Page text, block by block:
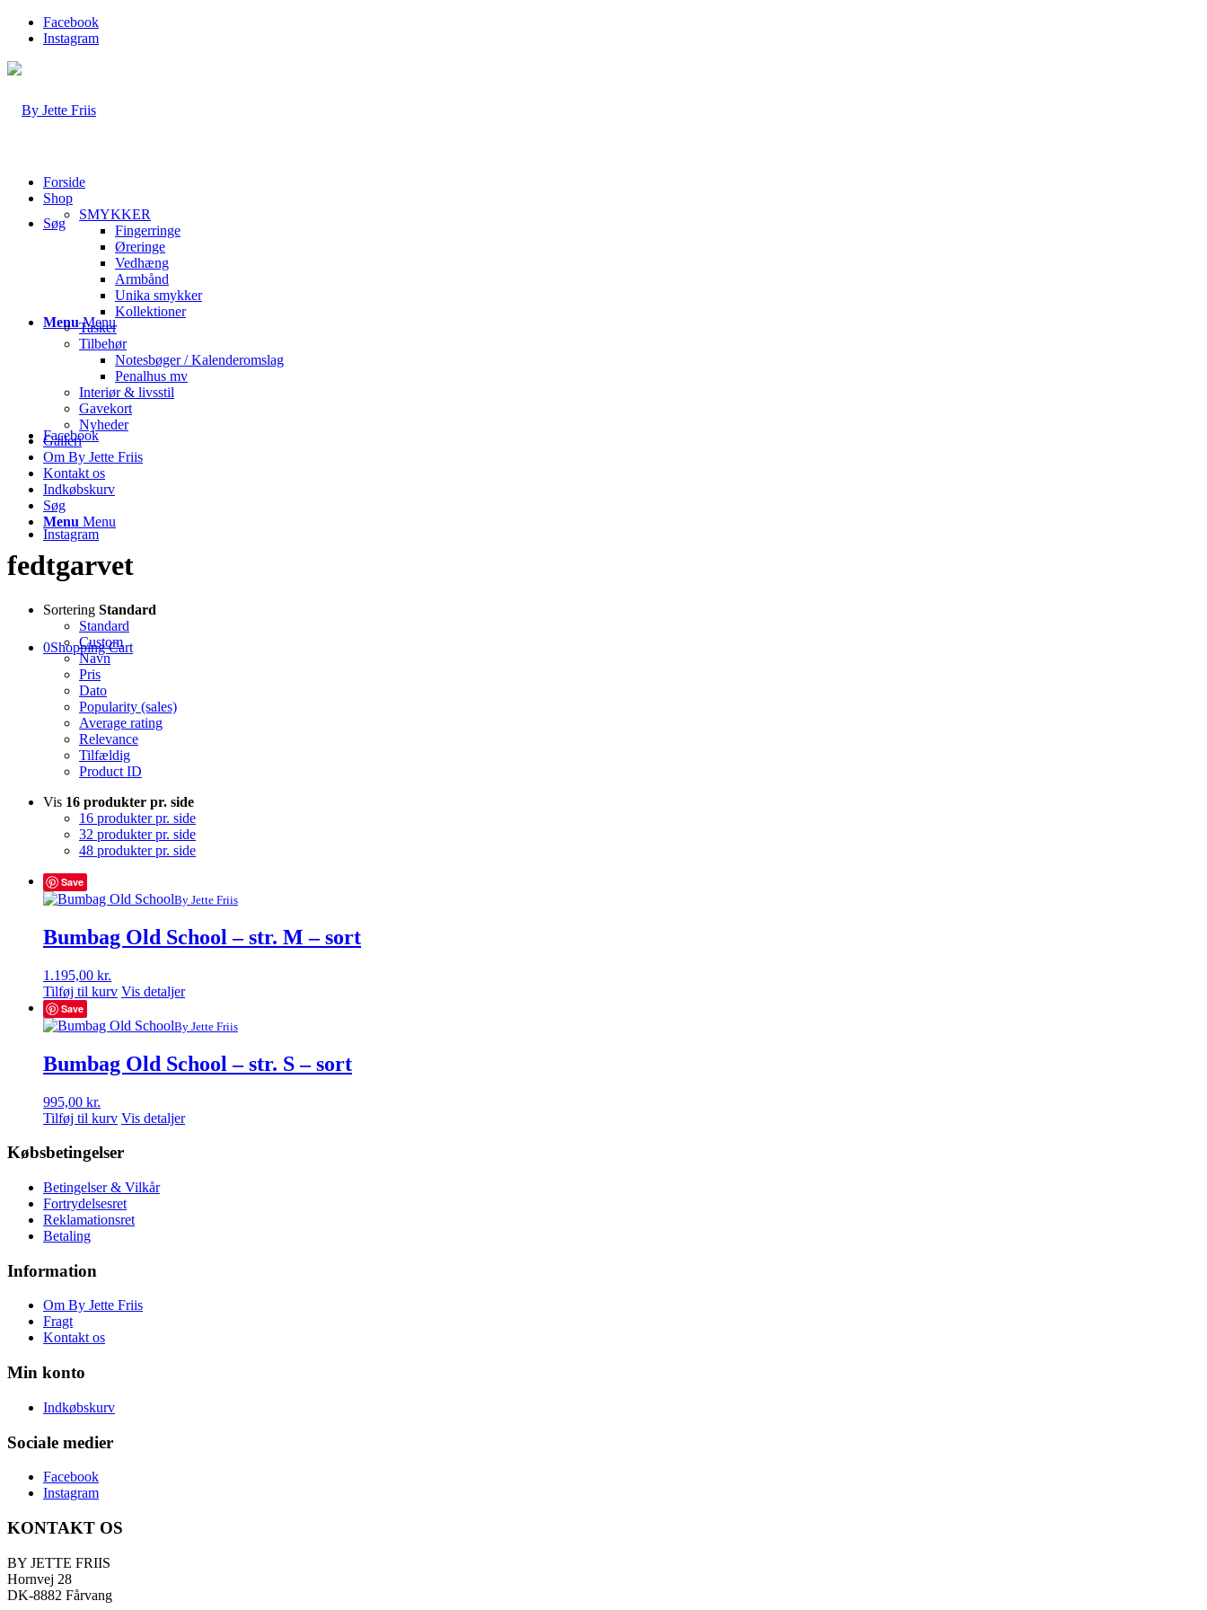
Facebook
Instagram
Søg
Menu Menu
Facebook
Instagram
0Shopping Cart
Forside
Shop
SMYKKER
Fingerringe
Øreringe
Vedhæng
Armbånd
Unika smykker
Kollektioner
Tasker
Tilbehør
Notesbøger / Kalenderomslag
Penalhus mv
Interiør & livsstil
Gavekort
Nyheder
Galleri
Om By Jette Friis
Kontakt os
Indkøbskurv
Søg
Menu Menu
fedtgarvet
Sortering Standard
Standard
Custom
Navn
Pris
Dato
Popularity (sales)
Average rating
Relevance
Tilfældig
Product ID
Vis 16 produkter pr. side
16 produkter pr. side
32 produkter pr. side
48 produkter pr. side
Save
By Jette Friis
Bumbag Old School – str. M – sort
1.195,00 kr.
Tilføj til kurv Vis detaljer
Save
By Jette Friis
Bumbag Old School – str. S – sort
995,00 kr.
Tilføj til kurv Vis detaljer
Købsbetingelser
Betingelser & Vilkår
Fortrydelsesret
Reklamationsret
Betaling
Information
Om By Jette Friis
Fragt
Kontakt os
Min konto
Indkøbskurv
Sociale medier
Facebook
Instagram
KONTAKT OS
BY JETTE FRIIS
Hornvej 28
DK-8882 Fårvang